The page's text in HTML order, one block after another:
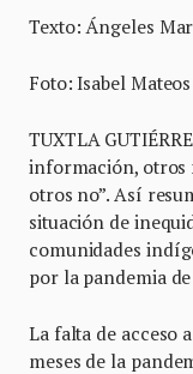
Texto: Ángeles
Foto: Isabel Mateos
TUXTLA
información, otros
otros no”. Así
situación de
comunidades
por la pandemia
La falta de acceso
meses de la